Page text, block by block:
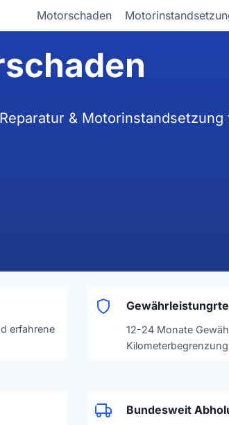
Motorschaden
&
erfahrene
12-24 Monate
Kilometerbegrenzung
Bundesweit